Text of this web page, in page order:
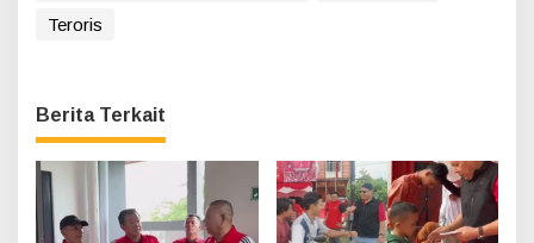
Teroris
Berita Terkait